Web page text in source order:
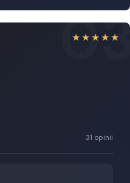
★★★★★
31 opinii